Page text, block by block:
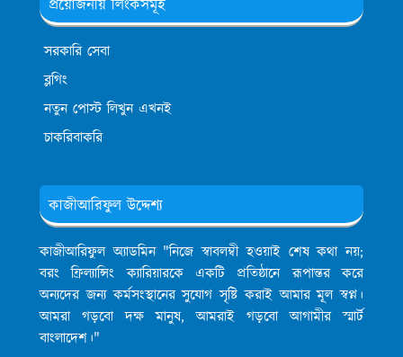
প্রয়োজনীয় লিংকসমূহ
সরকারি সেবা
ব্লগিং
নতুন পোস্ট লিখুন এখনই
চাকরিবাকরি
কাজীআরিফুল উদ্দেশ্য
কাজীআরিফুল অ্যাডমিন "নিজে স্বাবলম্বী হওয়াই শেষ কথা নয়;
বরং ফ্রিল্যান্সিং ক্যারিয়ারকে একটি প্রতিষ্ঠানে রূপান্তর করে
অন্যদের জন্য কর্মসংস্থানের সুযোগ সৃষ্টি করাই আমার মূল স্বপ্ন।
আমরা গড়বো দক্ষ মানুষ, আমরাই গড়বো আগামীর স্মার্ট
বাংলাদেশ।"